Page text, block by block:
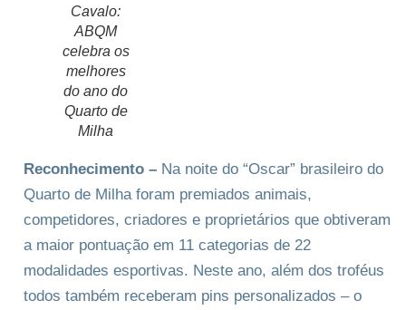
Cavalo:
ABQM
celebra os
melhores
do ano do
Quarto de
Milha
Reconhecimento – Na noite do “Oscar” brasileiro do
Quarto de Milha foram premiados animais,
competidores, criadores e proprietários que obtiveram
a maior pontuação em 11 categorias de 22
modalidades esportivas. Neste ano, além dos troféus
todos também receberam pins personalizados – o